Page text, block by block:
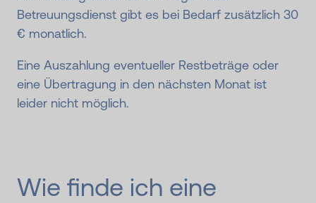
Betreuungsdienst gibt es bei Bedarf zusätzlich 30
€ monatlich.
Eine Auszahlung eventueller Restbeträge oder
eine Übertragung in den nächsten Monat ist
leider nicht möglich.
Wie finde ich eine